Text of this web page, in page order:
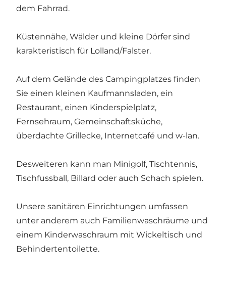
dem Fahrrad.
Küstennähe, Wälder und kleine Dörfer sind
karakteristisch für Lolland/Falster.
Auf dem Gelände des Campingplatzes finden
Sie einen kleinen Kaufmannsladen, ein
Restaurant, einen Kinderspielplatz,
Fernsehraum, Gemeinschaftsküche,
überdachte Grillecke, Internetcafé und w-lan.
Desweiteren kann man Minigolf, Tischtennis,
Tischfussball, Billard oder auch Schach spielen.
Unsere sanitären Einrichtungen umfassen
unter anderem auch Familienwaschräume und
einem Kinderwaschraum mit Wickeltisch und
Behindertentoilette.